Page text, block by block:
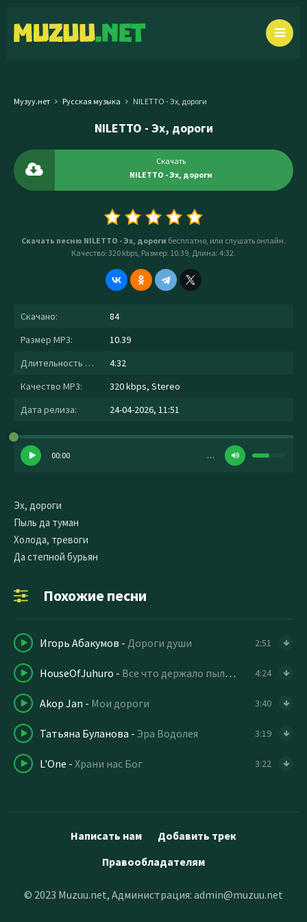
Музуу.нет Русская музыка NILETTO - Эх, дороги
NILETTO - Эх, дороги
Скачать
NILETTO - Эх, дороги
Скачать песню NILETTO - Эх, дороги бесплатно, или слушать онлайн.
Качество: 320 kbps, Размер: 10.39, Длина: 4:32.
Скачано:
84
Размер MP3:
10.39
Длительность MP3:
4:32
Качество MP3:
320 kbps, Stereo
Дата релиза:
24-04-2026, 11:51
00:00 …
Эх, дороги
Пыль да туман
Холода, тревоги
Да степной бурьян
Похожие песни
Игорь Абакумов - Дороги души 2:51
HouseOfJuhuro - Все что держало пыль все что 4:24
Akop Jan - Мои дороги 3:40
Татьяна Буланова - Эра Водолея 3:19
L'One - Храни нас Бог 3:22
Написать нам
Добавить трек
Правообладателям
© 2023 Muzuu.net, Администрация: admin@muzuu.net